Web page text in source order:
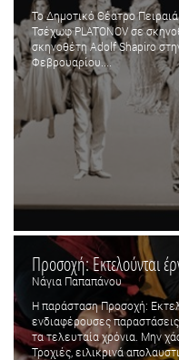
Το Δημοτικό Θέατρο
Τσέχωφ PLATONOV σε
σκηνοθέτη Adolf Shapiro
Φεβρουαρίου....
Προσοχή: Εκτελούνται
Νάγια Παπαπάνου
Η παράσταση Προσοχή:
ενδιαφέρουσες
τα τελευταία χρόνια. Μην
Τροχιές, ειλικρινά